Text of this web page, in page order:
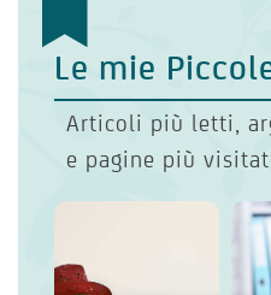
Le mie
Articoli più letti,
e pagine più